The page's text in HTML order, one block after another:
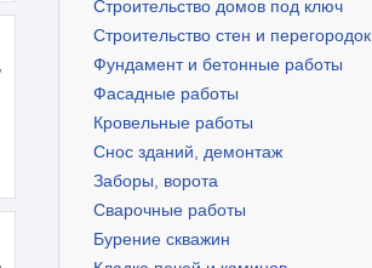
Строительство домов под ключ
Строительство стен и перегородок
Фундамент и бетонные работы
Фасадные работы
Кровельные работы
Снос зданий, демонтаж
Заборы, ворота
Сварочные работы
Бурение скважин